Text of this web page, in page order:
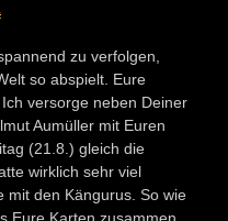
zu verfolgen,
so abspielt. Eure
versorge neben Deiner
Aumüller mit Euren
(21.8.) gleich die
wirklich sehr viel
mit den Kängurus. So wie